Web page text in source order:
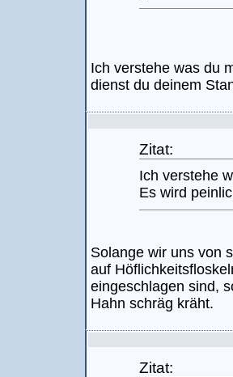
Ich verstehe was du
dienst du deinem
Zitat:
Ich verstehe
Es wird
Solange wir uns von
auf
eingeschlagen sind,
Hahn schräg kräht.
Zitat: